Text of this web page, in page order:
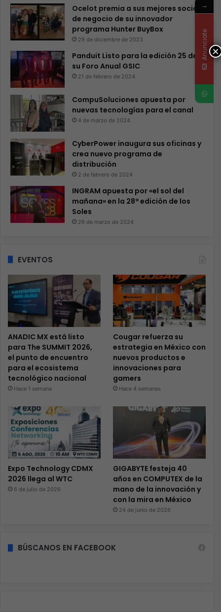
Ocelot premia a sus mejores socios
de negocio de su innovador
programa Hunter BuyBox
29 de diciembre de 2023
Panduit Listo para la edición 25 de
su Foro Anual GSIC
21 de febrero de 2024
CompuSoluciones apuesta por
nuevas tecnologías para el canal
4 de marzo de 2024
CyberPower inaugura sus oficinas y
crea nuevo programa de
distribución
2 de febrero de 2024
INGRAM apuesta por «el sol del
mañana» en la 28ª edición de los
Soles
26 de marzo de 2024
EVENTOS
ANADIC MX está listo
para The SUMMIT 2026,
el punto de encuentro
para el ecosistema
tecnológico nacional
Hace 1 semana
Cougar refuerza su
estrategia en México con
nuevos productos e
innovaciones para
gamers
Hace 4 semanas
Expo Technology CDMX
2026 llega al WTC
6 de julio de 2026
GIGABYTE festeja 40
años en COMPUTEX de la
mano de la innovación y
con la mira en México
24 de junio de 2026
BÚSCANOS EN FACEBOOK
×
→
Anunciate